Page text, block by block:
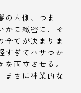
の内側、つま
かに緻密に、そ
全てが決まりま
すぎてパサつか
両立させる。
まさに神業的な